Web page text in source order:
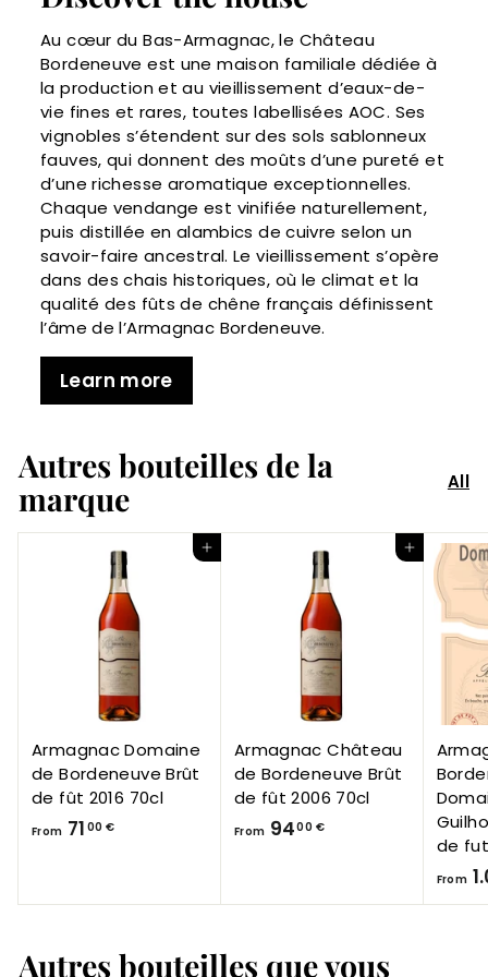
Au cœur du Bas-Armagnac, le Château
Bordeneuve est une maison familiale dédiée à
la production et au vieillissement d’eaux-de-
vie fines et rares, toutes labellisées AOC. Ses
vignobles s’étendent sur des sols sablonneux
fauves, qui donnent des moûts d’une pureté et
d’une richesse aromatique exceptionnelles.
Chaque vendange est vinifiée naturellement,
puis distillée en alambics de cuivre selon un
savoir-faire ancestral. Le vieillissement s’opère
dans des chais historiques, où le climat et la
qualité des fûts de chêne français définissent
l’âme de l’Armagnac Bordeneuve.
Learn more
Autres bouteilles de la
marque
All
Add to Cart
Armagnac Domaine
de Bordeneuve Brût
de fût 2016 70cl
From 71 00 €F
m
1
Add to Cart
Armagnac Château
de Bordeneuve Brût
de fût 2006 70cl
From 9400 €F
m
4
de
From
Autres bouteilles que vous